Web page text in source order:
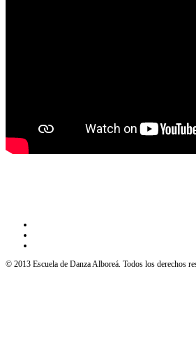
© 2013 Escuela de Danza Alboreá. Todos los derechos